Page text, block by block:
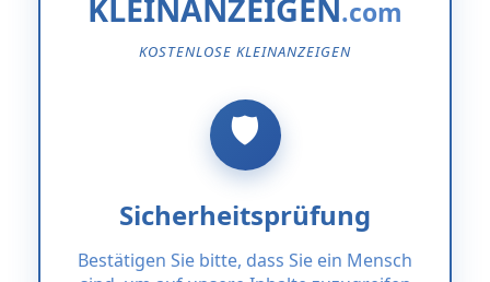
KLEINANZEIGEN
KOSTENLOSE KLEINANZEIGEN
Sicherheitsprüfung
Bestätigen Sie bitte, dass Sie ein Mensch